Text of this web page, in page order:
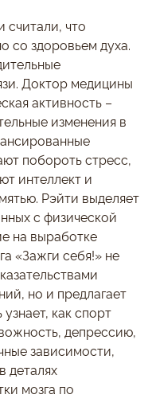
считали, что
со здоровьем духа.
Доктор медицины
активность –
изменения в
побороть стресс,
интеллект и
Рэйти выделяет
с физической
на выработке
«Зажги себя!» не
но и предлагает
как спорт
депрессию,
зависимости,
деталях
мозга по